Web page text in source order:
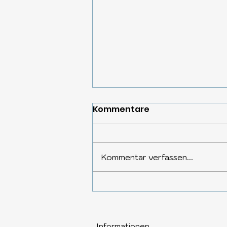
Reisekoffer Trends 2026:
Kommentare
Kommentar verfassen...